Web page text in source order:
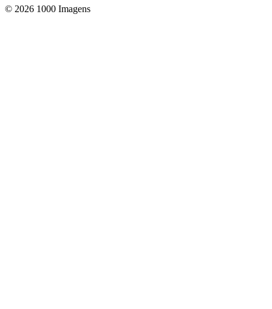
© 2026 1000 Imagens